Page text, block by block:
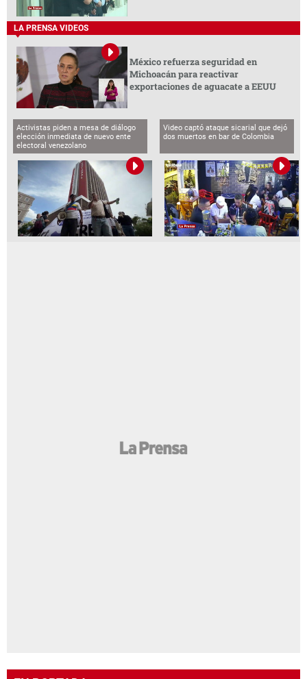
LA PRENSA VIDEOS
México refuerza seguridad en
Michoacán para reactivar
exportaciones de aguacate a EEUU
Activistas piden a mesa de diálogo
elección inmediata de nuevo ente
electoral venezolano
Video captó ataque sicarial que dejó
dos muertos en bar de Colombia